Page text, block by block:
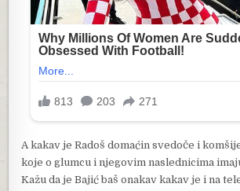
A kakav je Radoš domaćin svedoče i
koje o glumcu i njegovim naslednicima
Kažu da je Bajić baš onakav kakav je i na